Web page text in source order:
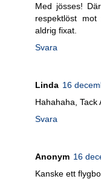
Med jösses!
respektlöst
aldrig fixat.
Svara
Linda 16
Hahahaha, Tack
Svara
Anonym 16
Kanske ett